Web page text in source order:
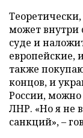
может внутри
суде и
европейские,
также
концов, и
России,
ЛНР. «Но я не
санкций», –